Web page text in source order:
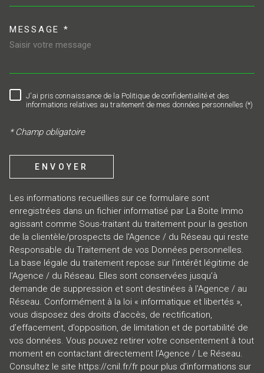
MESSAGE *
RÈGLEMENTATION
J'ai pris connaissance de la Politique de confidentialité et des
informations relatives au traitement de mes données personnelles (*)
* Champ obligatoire
ENVOYER
Les informations recueillies sur ce formulaire sont
enregistrées dans un fichier informatisé par La Boite Immo
agissant comme Sous-traitant du traitement pour la gestion
de la clientèle/prospects de l'Agence / du Réseau qui reste
Responsable du Traitement de vos Données personnelles.
La base légale du traitement repose sur l'intérêt légitime de
l'Agence / du Réseau. Elles sont conservées jusqu'à
demande de suppression et sont destinées à l'Agence / au
Réseau. Conformément à la loi « informatique et libertés »,
vous disposez des droits d’accès, de rectification,
d’effacement, d’opposition, de limitation et de portabilité de
vos données. Vous pouvez retirer votre consentement à tout
moment en contactant directement l’Agence / Le Réseau.
Consultez le site https://cnil.fr/fr pour plus d’informations sur